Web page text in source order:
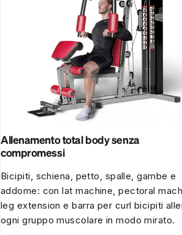
Allenamento total body senza
compromessi
Bicipiti, schiena, petto, spalle, gambe e
addome: con lat machine, pectoral
leg extension e barra per curl bicipiti
ogni gruppo muscolare in modo mirato.